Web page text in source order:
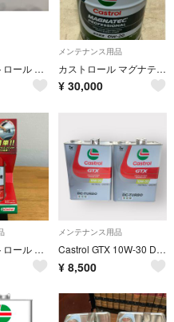
Castrol カストロール ストラップ ネイビー
メンテナンス用品
カストロール マグナテック 0W-20 20リットル 1缶
¥ 30,000
Castrol カストロール 添加剤 エンジン内部清浄剤
メンテナンス用品
Castrol GTX 10W-30 DC-TURBO 4L 2個セット
¥ 8,500